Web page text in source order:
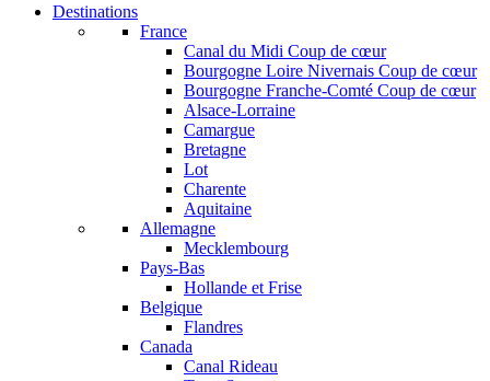
Destinations
France
Canal du Midi Coup de cœur
Bourgogne Loire Nivernais Coup de cœur
Bourgogne Franche-Comté Coup de cœur
Alsace-Lorraine
Camargue
Bretagne
Lot
Charente
Aquitaine
Allemagne
Mecklembourg
Pays-Bas
Hollande et Frise
Belgique
Flandres
Canada
Canal Rideau